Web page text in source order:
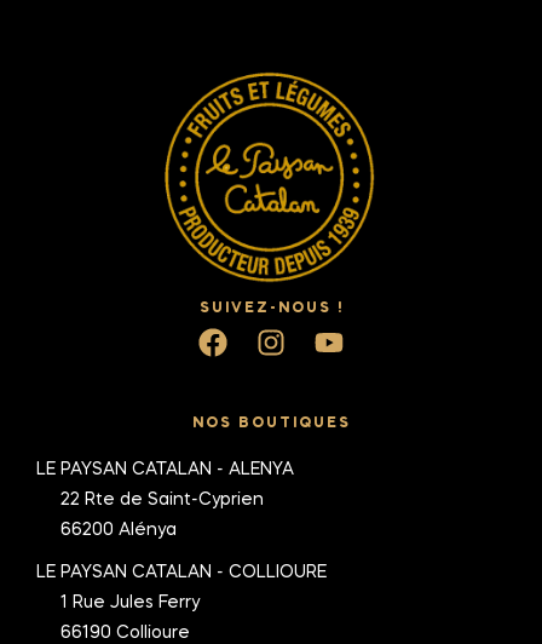
SUIVEZ-NOUS !
NOS BOUTIQUES
LE PAYSAN CATALAN - ALENYA
22 Rte de Saint-Cyprien
66200 Alénya
LE PAYSAN CATALAN - COLLIOURE
1 Rue Jules Ferry
66190 Collioure